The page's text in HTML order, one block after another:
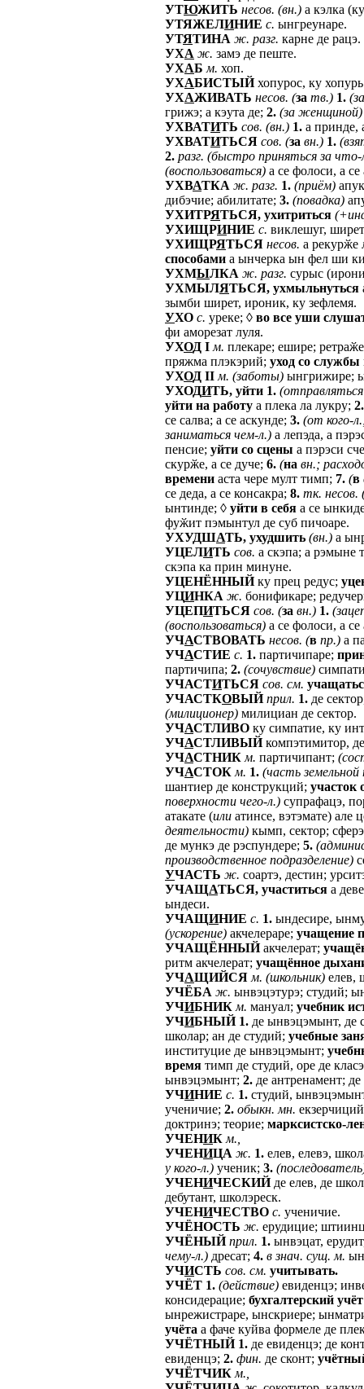
УТЮЖИТЬ несов. (вн.) а кэлка
УТЯЖЕЛИНИЕ с. ынгреунаре.
УТЯТИНА ж. разг. карне де рацэ.
УХА ж. замэ де пеште.
УХАБ м. хоп.
УХАБИСТЫЙхопурос, ку
УХАЖИВАТЬ несов. (за тв.) 1.
грижэ; а кэута де; 2. (за женщиной)
УХВАТИТЬ сов. (вн.) 1. а принде,
УХВАТИТЬСЯ сов. (за вн.) 1.
2. разг. (быстро приняться за что-
(воспользоваться) а се фолоси, а се
УХВАТКА ж. разг. 1. (приём)
дибэчие; абилитате; 3. (повадка)
УХИТРЯТЬСЯ, ухитриться
УХИЩРИНИЕ с. виклешуг,
УХИЩРЯТЬСЯ несов. а рекурӂе
способами а ынчерка ын фел ши
УХМЫЛКА ж. разг. сурыс
УХМЫЛЯТЬСЯ, ухмыльнуться
зымби ширет, ироник, ку зефлемя.
УХО с. уреке; ◊ во все уши
фи аморезат луля.
УХОД I м. плекаре; ешире;
пряжма плэкэрий; уход со службы
УХОД II м. (заботы) ынгрижире;
УХОДИТЬ, уйти 1. (отправляться
уйти на работу а плека ла лукру; 2.
се салва; а се аскунде; 3. (от кого-
заниматься чем-л.) а лепэда, а
пенсие; уйти со сцены а пэрэси
скурӂе, а се дуче; 6. (на вн.;
времени аста чере мулт тимп; 7. (в
се деда, а се консакра; 8. тк. несов.
ынтинде; ◊ уйти в себя а се
фуӂит пэмынтул де суб пичоаре.
УХУДШАТЬ, ухудшить (вн.) а
УЦЕЛИТЬ сов. а скэпа; а рэмыне
скэпа ка прин минуне.
УЦЕНЁННЫЙку прец редус;
УЦИНКА ж. бонификаре;
УЦЕПИТЬСЯ сов. (за вн.) 1.
(воспользоваться) а се фолоси, а се
УЧАСТВОВАТЬ несов. (в пр.) а
УЧАСТИЕ с. 1. партичипаре;
партичипа; 2. (сочувствие)
УЧАСТИТЬСЯ сов. см.
УЧАСТКОВЫЙ прил. 1. де
(милиционер) милициан де сектор.
УЧАСТЛИВО ку симпатие, ку
УЧАСТЛИВЫЙкомпэтимитор,
УЧАСТНИК м. партичипант;
УЧАСТОК м. 1. (часть земельной
шантиер де конструкций; участок
поверхности чего-л.) супрафацэ,
атакате (или атинсе, вэтэмате) але
деятельности) кымп, сектор;
де мункэ де рэспундере; 5.
производственное подразделение)
УЧАСТЬ ж. соартэ, дестин;
УЧАЩАТЬСЯ, участиться а
ындеси.
УЧАЩИНИЕ с. 1. ындесире,
(ускорение) акчелераре; учащение
УЧАЩЁННЫЙакчелерат;
ритм акчелерат; учащённое
УЧАЩИЙСЯ м. (школьник) елев,
УЧЁБА ж. ынвэцэтурэ; студий;
УЧИБНИК м. мануал; учебник
УЧИБНЫЙ 1. де ынвэцэмынт, де
школар; ан де студий; учебные
институцие де ынвэцэмынт;
время тимп де студий, оре де
ынвэцэмынт; 2. де антренамент;
УЧИНИЕ с. 1. студий,
ученичие; 2. обыкн. мн.
доктринэ; теорие; марксистско-
УЧЕНИК м.,
УЧЕНИЦА ж. 1. елев, елевэ,
у кого-л.) ученик; 3.
УЧЕНИЧЕСКИЙде елев, де
дебутант, школэреск.
УЧЕНИЧЕСТВО с. ученичие.
УЧЁНОСТЬ ж. ерудицие;
УЧЁНЫЙ прил. 1. ынвэцат,
чему-л.) дресат; 4. в знач. сущ. м.
УЧИСТЬ сов. см. учитывать.
УЧЁТ 1. (действие) евиденцэ;
консидерацие; бухгалтерский учёт
ынрежистраре, ынскриере;
учёта а фаче куйва формеле де
УЧЁТНЫЙ 1. де евиденцэ; де
евиденцэ; 2. фин. де сконт;
УЧЁТЧИК м.,